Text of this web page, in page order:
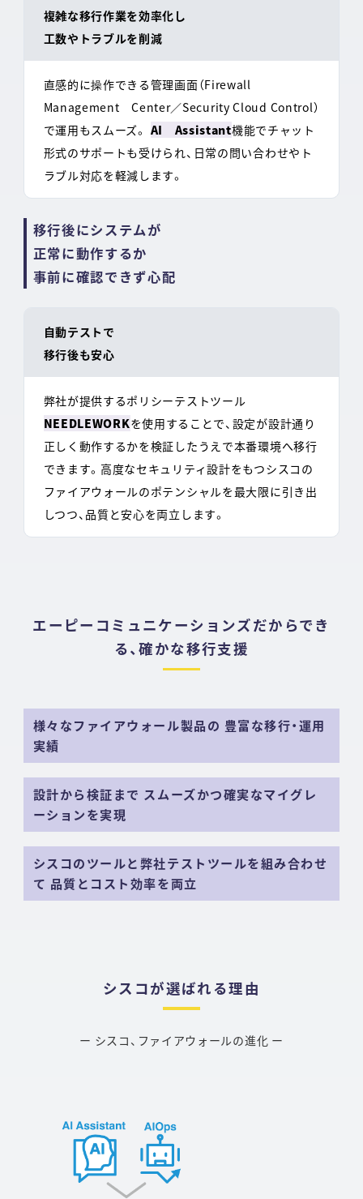
複雑な移行作業を効率化し
工数やトラブルを削減
直感的に操作できる管理画面（Firewall
Management Center／Security Cloud Control）
で運用もスムーズ。 AI Assistant機能でチャット
形式のサポートも受けられ、日常の問い合わせやト
ラブル対応を軽減します。
移行後にシステムが
正常に動作するか
事前に確認できず心配
自動テストで
移行後も安心
弊社が提供するポリシーテストツール
NEEDLEWORKを使用することで、設定が設計通り
正しく動作するかを検証したうえで本番環境へ移行
できます。高度なセキュリティ設計をもつシスコの
ファイアウォールのポテンシャルを最大限に引き出
しつつ、品質と安心を両立します。
エーピーコミュニケーションズだからでき
る、確かな移行支援
様々なファイアウォール製品の 豊富な移行・運用
実績
設計から検証まで スムーズかつ確実なマイグレ
ーションを実現
シスコのツールと弊社テストツールを組み合わせ
て 品質とコスト効率を両立
シスコが選ばれる理由
ー シスコ、ファイアウォールの進化 ー